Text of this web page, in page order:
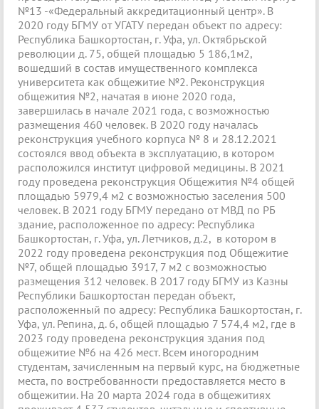
№13 -«Федеральный аккредитационный центр». В
2020 году БГМУ от УГАТУ передан объект по адресу:
Республика Башкортостан, г. Уфа, ул. Октябрьской
революции д. 75, общей площадью 5 186,1м2,
вошедший в состав имущественного комплекса
университета как общежитие №2. Реконструкция
общежития №2, начатая в июне 2020 года,
завершилась в начале 2021 года, с возможностью
размещения 460 человек. В 2020 году началась
реконструкция учебного корпуса № 8 и 28.12.2021
состоялся ввод объекта в эксплуатацию, в котором
расположился институт цифровой медицины. В 2021
году проведена реконструкция Общежития №4 общей
площадью 5979,4 м2 с возможностью заселения 500
человек. В 2021 году БГМУ передано от МВД по РБ
здание, расположенное по адресу: Республика
Башкортостан, г. Уфа, ул. Летчиков, д.2, в котором в
2022 году проведена реконструкция под Общежитие
№7, общей площадью 3917, 7 м2 с возможностью
размещения 312 человек. В 2017 году БГМУ из Казны
Республики Башкортостан передан объект,
расположенный по адресу: Республика Башкортостан, г.
Уфа, ул. Репина, д. 6, общей площадью 7 574,4 м2, где в
2023 году проведена реконструкция здания под
общежитие №6 на 426 мест. Всем иногородним
студентам, зачисленным на первый курс, на бюджетные
места, по востребованности предоставляется место в
общежитии. На 20 марта 2024 года в общежитиях